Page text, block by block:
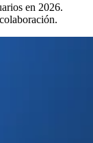
en 2026.